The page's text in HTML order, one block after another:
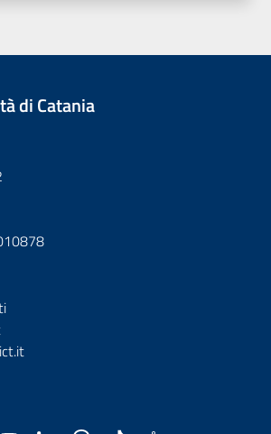
di Catania